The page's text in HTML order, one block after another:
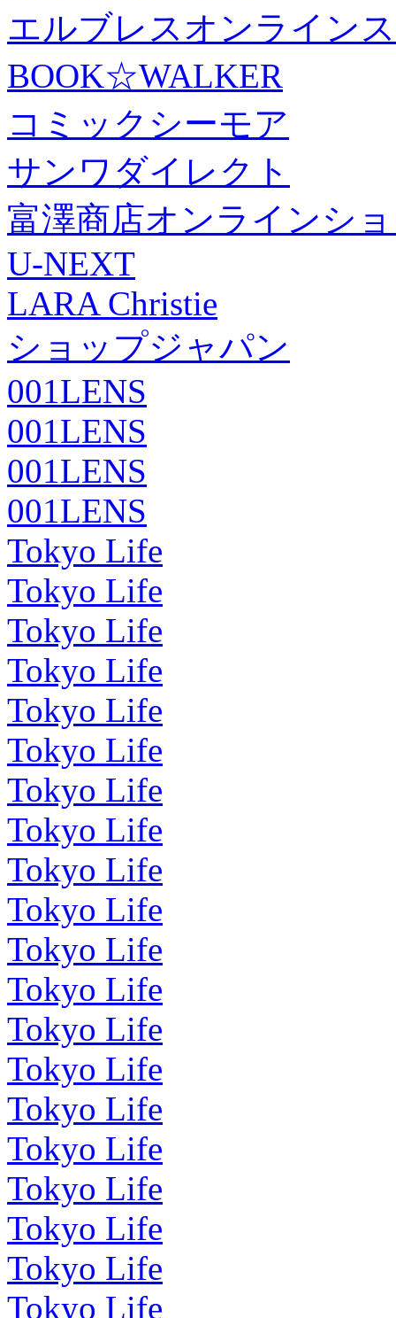
エルブレスオンライン
BOOK☆WALKER
コミックシーモア
サンワダイレクト
富澤商店オンラインシ
U-NEXT
LARA Christie
ショップジャパン
001LENS
001LENS
001LENS
001LENS
Tokyo Life
Tokyo Life
Tokyo Life
Tokyo Life
Tokyo Life
Tokyo Life
Tokyo Life
Tokyo Life
Tokyo Life
Tokyo Life
Tokyo Life
Tokyo Life
Tokyo Life
Tokyo Life
Tokyo Life
Tokyo Life
Tokyo Life
Tokyo Life
Tokyo Life
Tokyo Life